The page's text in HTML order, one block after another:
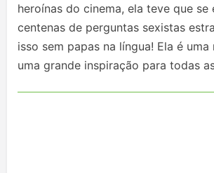
heroínas do cinema, ela teve que se
centenas de perguntas sexistas
isso sem papas na língua! Ela é
uma grande inspiração para todas